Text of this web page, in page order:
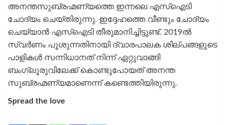
അനന്തസുബ്രഹ്മണ്യത്തെ ഇന്നലെ എസ്‌ഐടി
ചോദ്യം ചെയ്തിരുന്നു. ഇദ്ദേഹത്തെ വീണ്ടും ചോദ്യം
ചെയ്യാന്‍ എസ്‌ഐടി തീരുമാനിച്ചിട്ടുണ്ട്. 2019ല്‍
സ്വര്‍ണം പൂശുന്നതിനായി ദ്വാരപാലക ശില്പങ്ങളുടെ
പാളികള്‍ സന്നിധാനത് നിന്ന് ഏറ്റുവാങ്ങി
ബംഗ്ലൂരുവിലേക്ക് കൊണ്ടുപോയത് അനന്ത
സുബ്രഹ്മണ്യമാണെന്ന് കണ്ടെത്തിയിരുന്നു.
Spread the love